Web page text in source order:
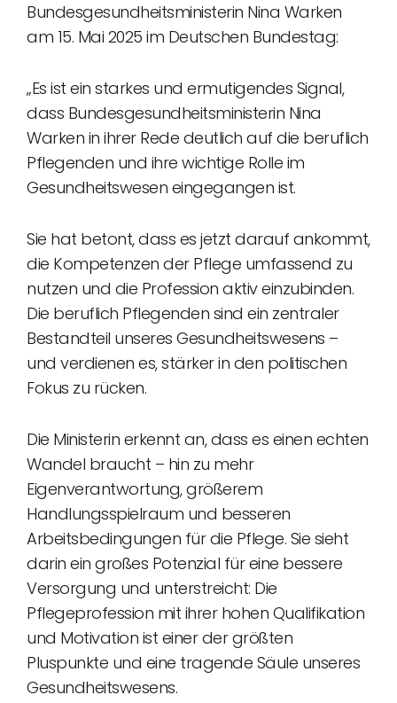
Bundesgesundheitsministerin Nina Warken
am 15. Mai 2025 im Deutschen Bundestag:
„Es ist ein starkes und ermutigendes Signal,
dass Bundesgesundheitsministerin Nina
Warken in ihrer Rede deutlich auf die beruflich
Pflegenden und ihre wichtige Rolle im
Gesundheitswesen eingegangen ist.
Sie hat betont, dass es jetzt darauf ankommt,
die Kompetenzen der Pflege umfassend zu
nutzen und die Profession aktiv einzubinden.
Die beruflich Pflegenden sind ein zentraler
Bestandteil unseres Gesundheitswesens –
und verdienen es, stärker in den politischen
Fokus zu rücken.
Die Ministerin erkennt an, dass es einen echten
Wandel braucht – hin zu mehr
Eigenverantwortung, größerem
Handlungsspielraum und besseren
Arbeitsbedingungen für die Pflege. Sie sieht
darin ein großes Potenzial für eine bessere
Versorgung und unterstreicht: Die
Pflegeprofession mit ihrer hohen Qualifikation
und Motivation ist einer der größten
Pluspunkte und eine tragende Säule unseres
Gesundheitswesens.